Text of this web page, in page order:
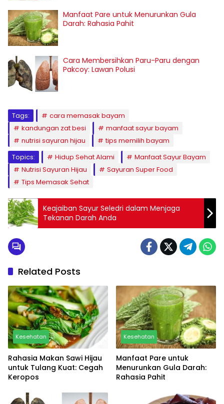
Manfaat Pare untuk Menurunkan Gula
Darah: Rahasia Pahit
Cara Membersihkan Paru-Paru dengan
Pakcoy: Lawan Polusi
Tags:
cara memasak bayam
kandungan zat besi
manfaat sayur bayam
nutrisi sayuran hijau
tips memilih bayam
Topics:
Hidup Sehat Alami
Manfaat Sayur Bayam
Nutrisi Sayuran Hijau
Sayuran Super Food
Tips Memasak Sehat
Keajaiban Sayur Seledri dalam Menjaga
Tekanan Darah Anda
Related Posts
Kesehatan
Rahasia Makan Sawi Hijau
untuk Tulang Kuat: Cegah
Keropos
Kesehatan
Manfaat Pare untuk
Menurunkan Gula Darah:
Rahasia Pahit